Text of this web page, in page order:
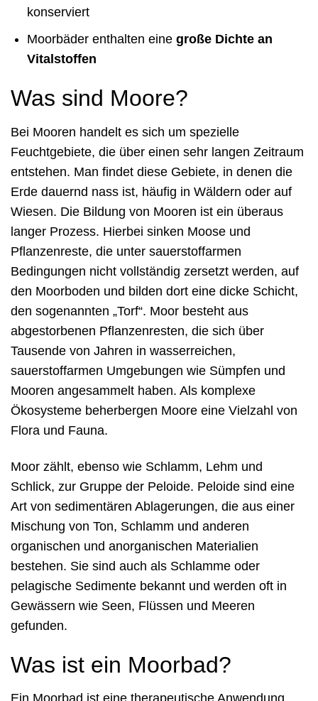
konserviert
Moorbäder enthalten eine große Dichte an
Vitalstoffen
Was sind Moore?
Bei Mooren handelt es sich um spezielle
Feuchtgebiete, die über einen sehr langen Zeitraum
entstehen. Man findet diese Gebiete, in denen die
Erde dauernd nass ist, häufig in Wäldern oder auf
Wiesen. Die Bildung von Mooren ist ein überaus
langer Prozess. Hierbei sinken Moose und
Pflanzenreste, die unter sauerstoffarmen
Bedingungen nicht vollständig zersetzt werden, auf
den Moorboden und bilden dort eine dicke Schicht,
den sogenannten „Torf“. Moor besteht aus
abgestorbenen Pflanzenresten, die sich über
Tausende von Jahren in wasserreichen,
sauerstoffarmen Umgebungen wie Sümpfen und
Mooren angesammelt haben. Als komplexe
Ökosysteme beherbergen Moore eine Vielzahl von
Flora und Fauna.
Moor zählt, ebenso wie Schlamm, Lehm und
Schlick, zur Gruppe der Peloide. Peloide sind eine
Art von sedimentären Ablagerungen, die aus einer
Mischung von Ton, Schlamm und anderen
organischen und anorganischen Materialien
bestehen. Sie sind auch als Schlamme oder
pelagische Sedimente bekannt und werden oft in
Gewässern wie Seen, Flüssen und Meeren
gefunden.
Was ist ein Moorbad?